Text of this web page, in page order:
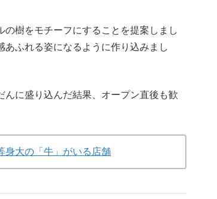
樹をモチーフにすることを提案しまし
ふれる姿になるように作り込みまし
に盛り込んだ結果、オープン直後も歓
大の「牛」がいる店舗